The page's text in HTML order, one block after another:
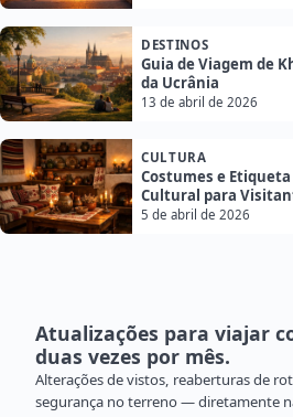
DESTINOS
Guia de Viagem de
da Ucrânia
13 de abril de 2026
CULTURA
Costumes e
Cultural para
5 de abril de 2026
Atualizações para viajar
duas vezes por mês.
Alterações de vistos, reaberturas de
segurança no terreno — diretamente